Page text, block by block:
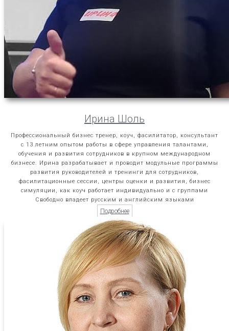
Ирина Шоль
Профессиональный бизнес тренер, коуч, фасилитатор, консультант
с 13 летним опытом работы в сфере управления талантами,
обучения и развития сотрудников в крупном международном
бизнесе. Ирина разрабатывает и проводит модульные программы
развития руководителей и тренинги для сотрудников,
фасилитационные сессии, центры оценки и развития, бизнес
симуляции, как коуч работает индивидуально и с группами
Свободно владеет русским и английским языками
Подробнее